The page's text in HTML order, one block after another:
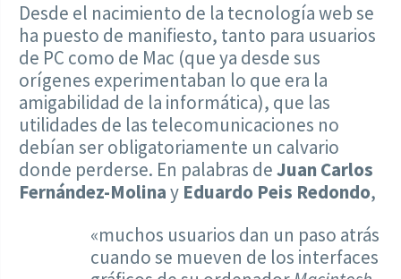
Desde el nacimiento de la tecnología web se
ha puesto de manifiesto, tanto para usuarios
de PC como de Mac (que ya desde sus
orígenes experimentaban lo que era la
amigabilidad de la informática), que las
utilidades de las telecomunicaciones no
debían ser obligatoriamente un calvario
donde perderse. En palabras deJuan Carlos
Fernández-Molinay Eduardo Peis Redondo,
«muchos usuarios dan un paso atrás
cuando se mueven de los interfaces